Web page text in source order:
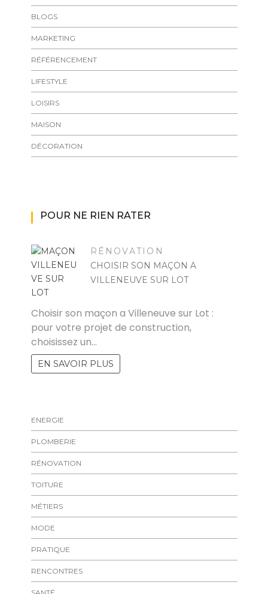
BLOGS
MARKETING
RÉFÉRENCEMENT
LIFESTYLE
LOISIRS
MAISON
DÉCORATION
POUR NE RIEN RATER
RÉNOVATION
CHOISIR SON MAÇON A
VILLENEUVE SUR LOT
Choisir son maçon a Villeneuve sur Lot :
pour votre projet de construction,
choisissez un…
EN SAVOIR PLUS
ENERGIE
PLOMBERIE
RÉNOVATION
TOITURE
MÉTIERS
MODE
PRATIQUE
RENCONTRES